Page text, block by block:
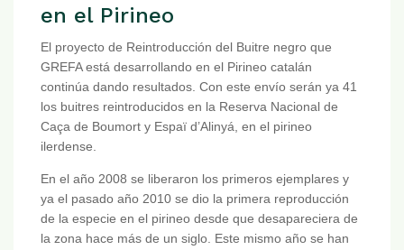
en el Pirineo
El proyecto de Reintroducción del Buitre negro que
GREFA está desarrollando en el Pirineo catalán
continúa dando resultados. Con este envío serán ya 41
los buitres reintroducidos en la Reserva Nacional de
Caça de Boumort y Espaï d’Alinyá, en el pirineo
ilerdense.
En el año 2008 se liberaron los primeros ejemplares y
ya el pasado año 2010 se dio la primera reproducción
de la especie en el pirineo desde que desapareciera de
la zona hace más de un siglo. Este mismo año se han